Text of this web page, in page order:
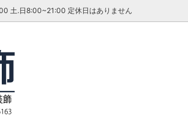
土.日8:00~21:00 定休日はありません
グセット
ー
スタイル